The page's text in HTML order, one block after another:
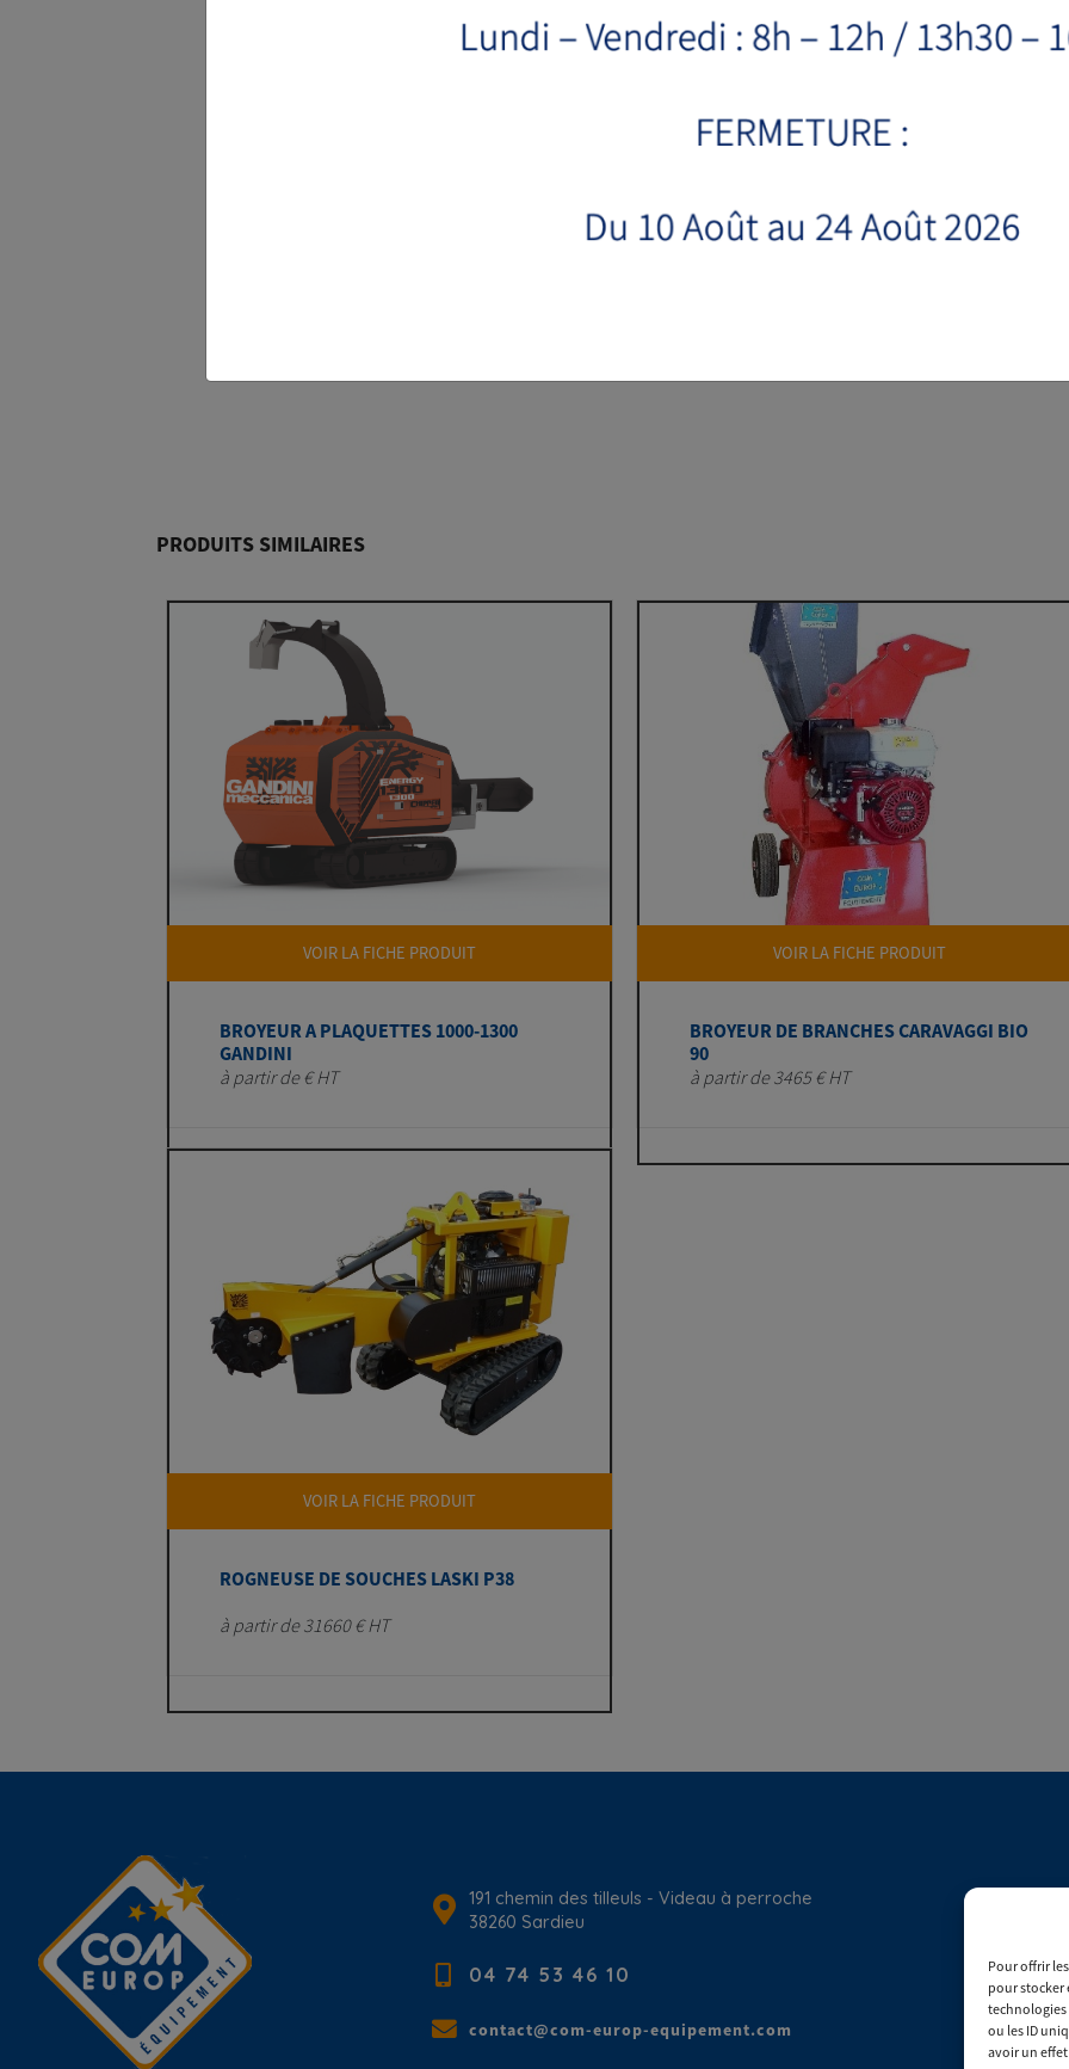
Pour offrir
pour stocker
ou les ID
avoir un
13ch 3
Honda
20ch 3 24
PRODUITS SIMILAIRES
VOIR LA FICHE PRODUIT
BROYEUR A PLAQUETTES 1000-1300
GANDINI
à partir de € HT
VOIR LA FICHE PRODUIT
BROYEUR DE BRANCHES CARAVAGGI BIO
90
à partir de 3465 € HT
VOIR LA FICHE PRODUIT
ROGNEUSE DE SOUCHES LASKI P38
à partir de 31660 € HT
191 chemin des tilleuls - Videau à perroche
38260 Sardieu
04 74 53 46 10
contact@com-europ-equipement.com